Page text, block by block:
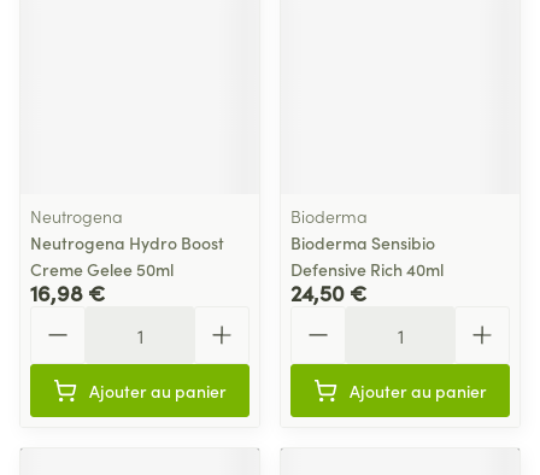
Neutrogena
Neutrogena Hydro Boost
Creme Gelee 50ml
16,98 €
Ajouter au panier
Bioderma
Bioderma Sensibio
Defensive Rich 40ml
24,50 €
Ajouter au panier